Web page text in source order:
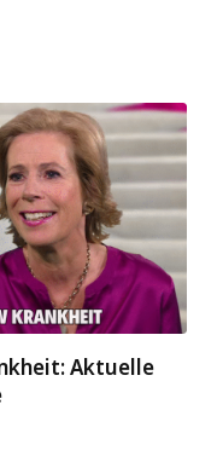
Aktuelle